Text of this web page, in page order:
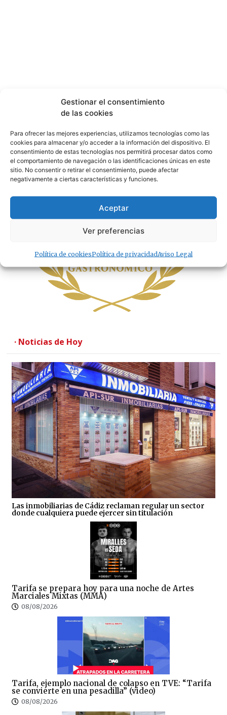
Gestionar el consentimiento
de las cookies
Para ofrecer las mejores experiencias, utilizamos tecnologías como las
cookies para almacenar y/o acceder a la información del dispositivo. El
consentimiento de estas tecnologías nos permitirá procesar datos como
el comportamiento de navegación o las identificaciones únicas en este
sitio. No consentir o retirar el consentimiento, puede afectar
negativamente a ciertas características y funciones.
Aceptar
Ver preferencias
Política de cookiesPolítica de privacidadAviso Legal
· Noticias de Hoy
Las inmobiliarias de Cádiz reclaman regular un sector
donde cualquiera puede ejercer sin titulación
Tarifa se prepara hoy para una noche de Artes
Marciales Mixtas (MMA)
08/08/2026
Tarifa, ejemplo nacional de colapso en TVE: “Tarifa
se convierte en una pesadilla” (video)
08/08/2026